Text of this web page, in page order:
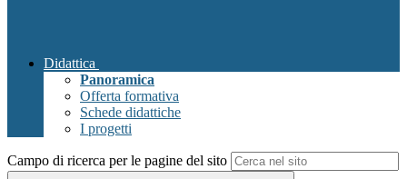
Didattica
Panoramica
Offerta formativa
Schede didattiche
I progetti
Campo di ricerca per le pagine del sito